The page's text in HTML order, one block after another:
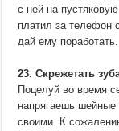
с ней на
платил за телефон
дай ему поработать.
23. Скрежетать
Поцелуй во время
напрягаешь шейные
своими. К